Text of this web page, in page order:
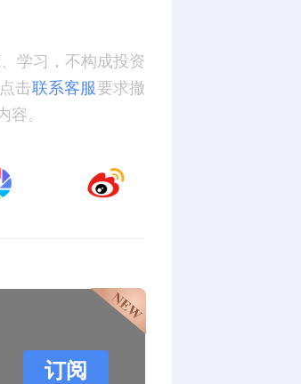
学习，不构成投资
击联系客服要求撤
。
订阅